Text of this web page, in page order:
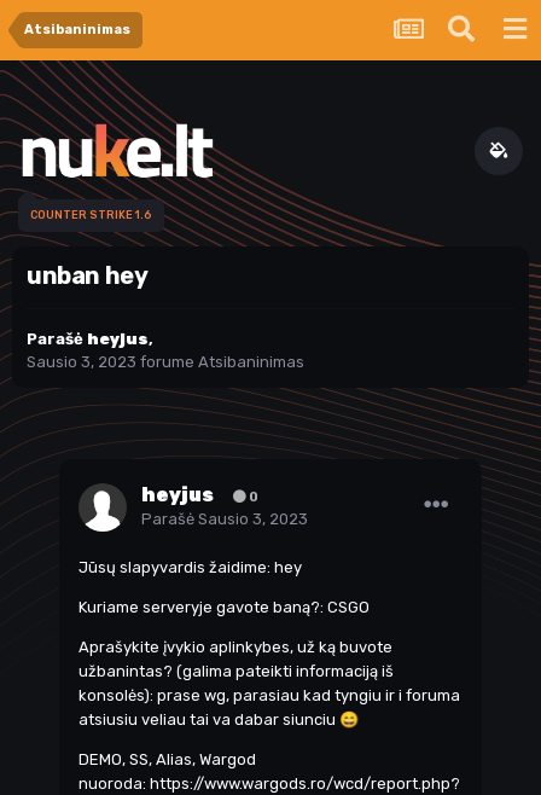
Atsibaninimas
COUNTER STRIKE 1.6
unban hey
Parašė heyjus,
Sausio 3, 2023 forume Atsibaninimas
heyjus 0
Parašė Sausio 3, 2023
Jūsų slapyvardis žaidime: hey
Kuriame serveryje gavote baną?: CSGO
Aprašykite įvykio aplinkybes, už ką buvote
užbanintas? (galima pateikti informaciją iš
konsolės): prase wg, parasiau kad tyngiu ir i foruma
atsiusiu veliau tai va dabar siunciu 😄
DEMO, SS, Alias, Wargod
nuoroda: https://www.wargods.ro/wcd/report.php?